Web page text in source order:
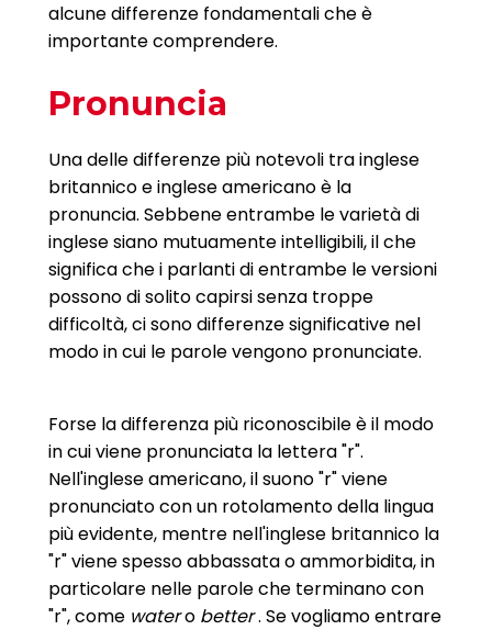
alcune differenze fondamentali che è
importante comprendere.
Pronuncia
Una delle differenze più notevoli tra inglese
britannico e inglese americano è la
pronuncia. Sebbene entrambe le varietà di
inglese siano mutuamente intelligibili, il che
significa che i parlanti di entrambe le versioni
possono di solito capirsi senza troppe
difficoltà, ci sono differenze significative nel
modo in cui le parole vengono pronunciate.
Forse la differenza più riconoscibile è il modo
in cui viene pronunciata la lettera "r".
Nell'inglese americano, il suono "r" viene
pronunciato con un rotolamento della lingua
più evidente, mentre nell'inglese britannico la
"r" viene spesso abbassata o ammorbidita, in
particolare nelle parole che terminano con
"r", come watero better. Se vogliamo entrare